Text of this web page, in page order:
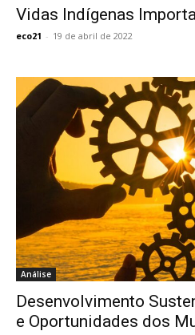
Vidas Indígenas
eco21 - 19 de abril de 2022
Análise
Desenvolvimento
e Oportunidades dos